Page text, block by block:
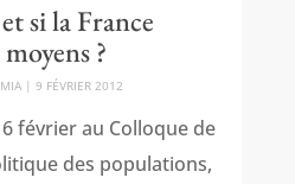
si la France
?
| 9 FÉVRIER 2012
février au Colloque de
des populations,